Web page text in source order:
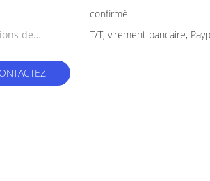
confirmé
de
T/T, virement bancaire,